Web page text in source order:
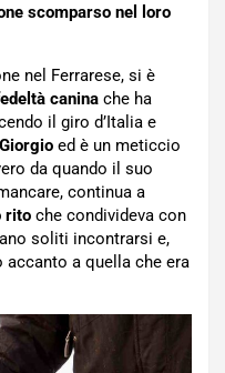
scomparso nel loro
nel Ferrarese, si è
canina che ha
il giro d’Italia e
Giorgio ed è un meticcio
da quando il suo
continua a
rito che condivideva con
soliti incontrarsi e,
a quella che era